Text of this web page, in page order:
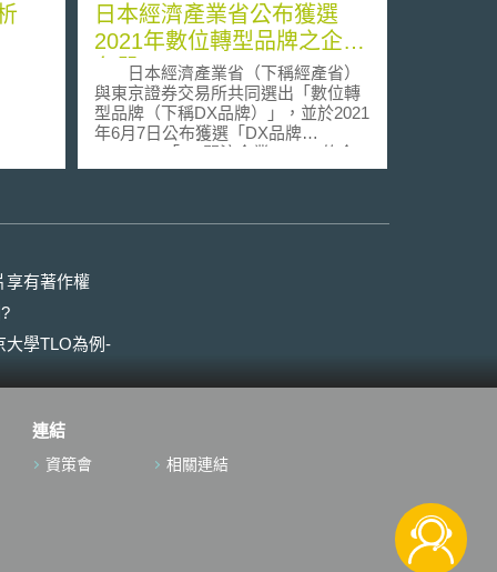
日本經濟產業省公布獲選
2021年數位轉型品牌之企業
名單
日本經濟產業省（下稱經產省）
與東京證券交易所共同選出「數位轉
型品牌（下稱DX品牌）」，並於2021
年6月7日公布獲選「DX品牌
2021」、「DX關注企業2021」的企
業名單。獲選的企業不僅導入優良的
為了加強鼓勵企業推動數位轉型，經
產省與東京證券交易所從獲選「DX品
大賞企業」，作為數位時代的領導企
別選出「數位×新冠肺炎對策企
享有著作權
大學TLO為例-
連結
資策會 相關連結